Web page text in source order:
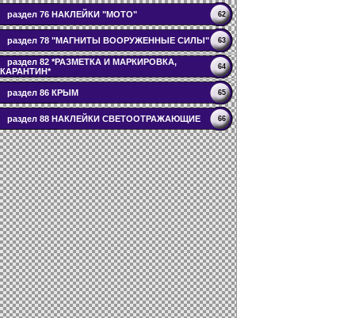
раздел 76 НАКЛЕЙКИ "МОТО" 62
раздел 78 "МАГНИТЫ ВООРУЖЕННЫЕ СИЛЫ" 63
раздел 82 *РАЗМЕТКА И МАРКИРОВКА,
КАРАНТИН*
64
раздел 86 КРЫМ 65
раздел 88 НАКЛЕЙКИ СВЕТООТРАЖАЮЩИЕ 66